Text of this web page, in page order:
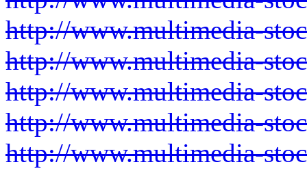
http://www.multimedia-
http://www.multimedia-
http://www.multimedia-
http://www.multimedia-
http://www.multimedia-